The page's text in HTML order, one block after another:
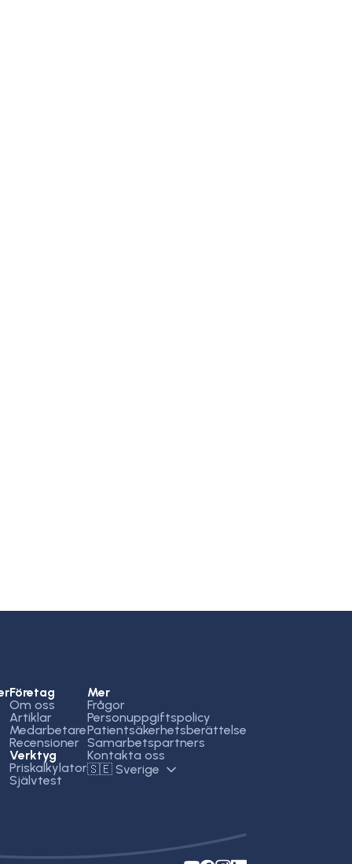
Företag
Om oss
Artiklar
Medarbetare
Recensioner
Verktyg
Priskalkylator
Självtest
Mer
Frågor
Personuppgiftspolicy
Patientsäkerhetsberättelse
Samarbetspartners
Kontakta oss
🇸🇪 Sverige
Åderbråcksklinikerna
Hej! Vad kan jag hjälpa dig med idag?